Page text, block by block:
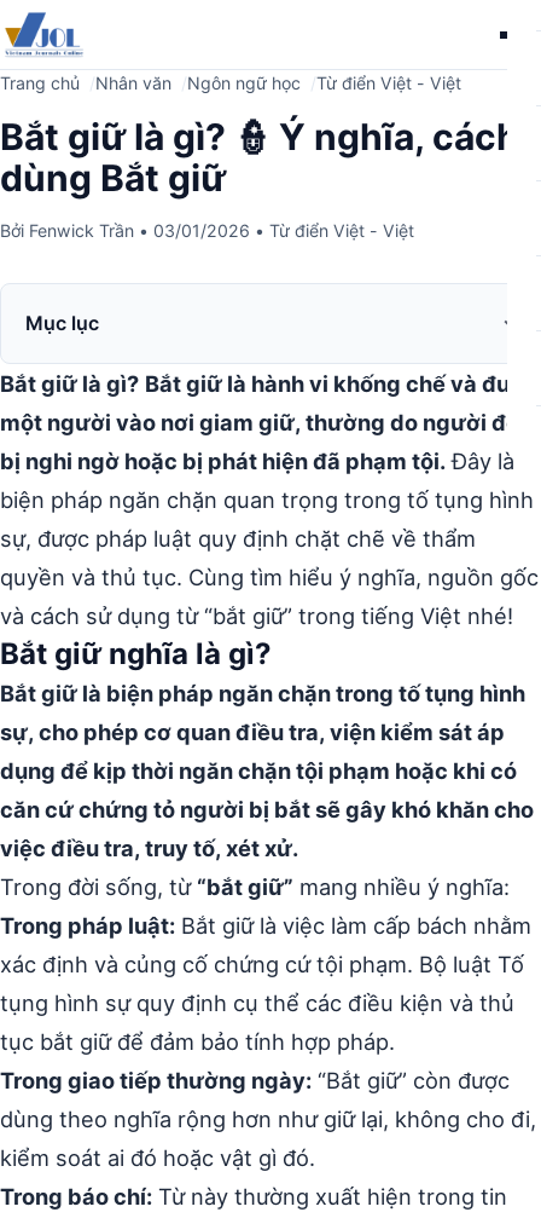
Trang chủ Nhân văn Ngôn ngữ học Từ điển Việt - Việt
Bắt giữ là gì? 👮 Ý nghĩa, cách
dùng Bắt giữ
Bởi Fenwick Trần • 03/01/2026 • Từ điển Việt - Việt
Mục lục
Bắt giữ là gì? Bắt giữ là hành vi khống chế và đưa
một người vào nơi giam giữ, thường do người đó
bị nghi ngờ hoặc bị phát hiện đã phạm tội.Đây là
biện pháp ngăn chặn quan trọng trong tố tụng hình
sự, được pháp luật quy định chặt chẽ về thẩm
quyền và thủ tục. Cùng tìm hiểu ý nghĩa, nguồn gốc
và cách sử dụng từ “bắt giữ” trong tiếng Việt nhé!
Bắt giữ nghĩa là gì?
Bắt giữ là biện pháp ngăn chặn trong tố tụng hình
sự, cho phép cơ quan điều tra, viện kiểm sát áp
dụng để kịp thời ngăn chặn tội phạm hoặc khi có
căn cứ chứng tỏ người bị bắt sẽ gây khó khăn cho
việc điều tra, truy tố, xét xử.
Trong đời sống, từ “bắt giữ” mang nhiều ý nghĩa:
Trong pháp luật: Bắt giữ là việc làm cấp bách nhằm
xác định và củng cố chứng cứ tội phạm. Bộ luật Tố
tụng hình sự quy định cụ thể các điều kiện và thủ
tục bắt giữ để đảm bảo tính hợp pháp.
Trong giao tiếp thường ngày: “Bắt giữ” còn được
dùng theo nghĩa rộng hơn như giữ lại, không cho đi,
kiểm soát ai đó hoặc vật gì đó.
Trong báo chí: Từ này thường xuất hiện trong tin